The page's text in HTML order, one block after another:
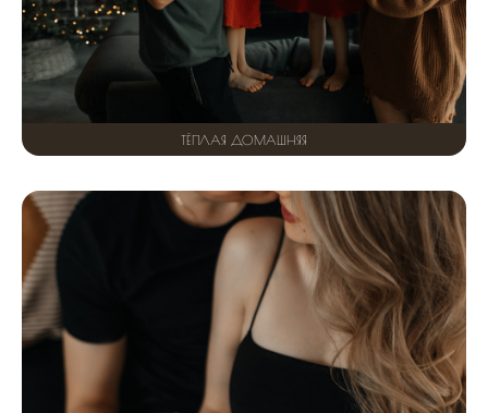
ТЁПЛАЯ ДОМАШНЯЯ